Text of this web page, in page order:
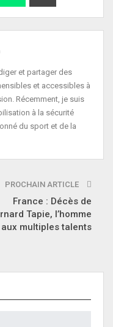
et partager des
et accessibles à
Récemment, je suis
à la sécurité
du sport et de la
PROCHAIN ARTICLE
France : Décès de
Tapie, l’homme
aux multiples talents